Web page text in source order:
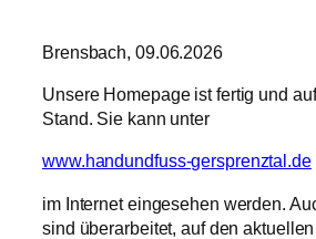
Brensbach, 09.06.2026
Unsere Homepage ist fertig und
Stand. Sie kann unter
www.handundfuss-gersprenztal.de
im Internet eingesehen werden.
sind überarbeitet, auf den